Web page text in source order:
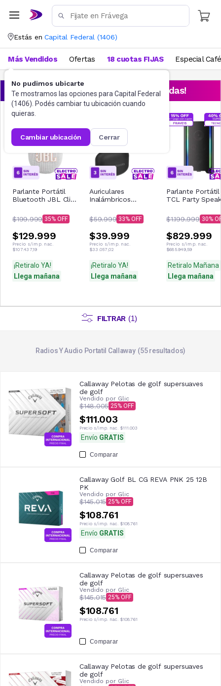
Estás en Capital Federal (1406)
No pudimos ubicarte
Te mostramos las opciones para Capital Federal
(1406). Podés cambiar tu ubicación cuando
quieras.
cambiar ubicación cerrar
Más Vendidos Ofertas 18 cuotas FIJAS Especial Café
¡Aprovechá las ofertas destacadas!
Parlante Portátil
Bluetooth JBL Clip
$199.999 35
$129.999
Precio s/imp. nac.
$107.437,19
¡Retiralo YA!
Llega mañana
Auriculares
Inalámbricos
Negro
$59.999 33
$39.999
Precio s/imp. nac.
$33.057,02
¡Retiralo YA!
Llega mañana
Parlante Portátil
TCL Party
$1.199.999 30
$829.999
Precio s/imp. nac.
$685.949,59
Retiralo Mañana
Llega mañana
FILTRAR (1)
Radios Y Audio Portatil Callaway 55resultados
Callaway Pelotas de golf supersuaves
de golf
Vendido por Glic
$148.005 25
$111.003
Precio s/imp. nac. $111.003
Envío GRATIS
Comparar
Callaway Golf BL CG REVA PNK 25 12B
PK
Vendido por Glic
$145.015 25
$108.761
Precio s/imp. nac. $108.761
Envío GRATIS
Comparar
Callaway Pelotas de golf supersuaves
de golf
Vendido por Glic
$145.015 25
$108.761
Precio s/imp. nac. $108.761
Comparar
Callaway Pelotas de golf supersuaves
de golf
Vendido por Glic